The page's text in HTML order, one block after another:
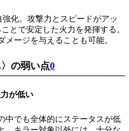
強化。攻撃力とスピードがアッ
とで安定した火力を発揮する。
メージを与えることも可能。
の弱い点0
が低い
中でも全体的にステータスが低